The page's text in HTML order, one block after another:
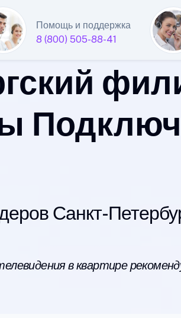
Помощь и поддержка
8 (800) 505-88-41
Санкт-
в квартире